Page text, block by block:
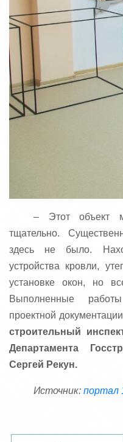
– Этот объект
тщательно.
здесь не было.
устройства кровли,
установке окон, но
Выполненные
проектной
строительный
Департамента
Сергей Рекун.
Источник: портал